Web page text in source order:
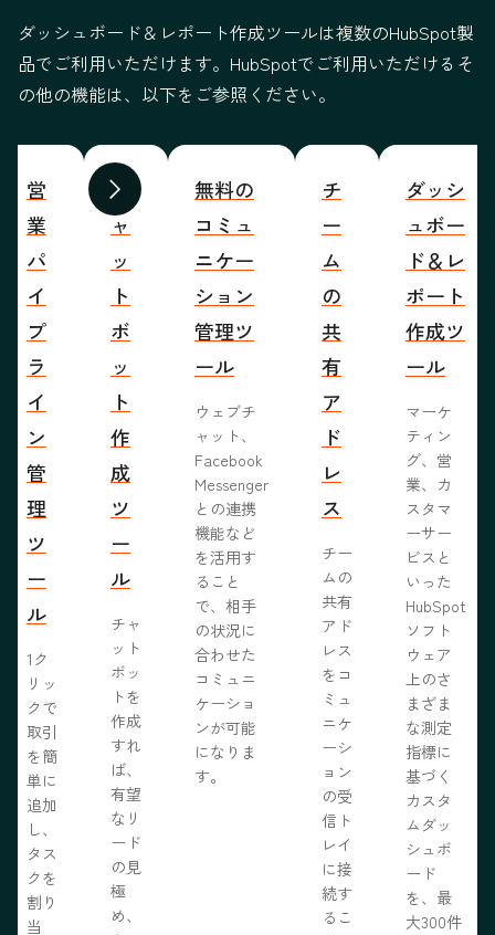
ダッシュボード＆レポート作成ツールは複数のHubSpot製
品でご利用いただけます。HubSpotでご利用いただけるそ
の他の機能は、以下をご参照ください。
前へ 次へ
営
業
パ
イ
プ
ラ
イ
ン
管
理
ツ
ー
ル
1ク
リッ
クで
取引
を簡
単に
追加
し、
タス
クを
割り
当
チ
ャ
ッ
ト
ボ
ッ
ト
作
成
ツ
ー
ル
チャ
ット
ボッ
トを
作成
すれ
ば、
有望
なリ
ード
の見
極
め、
無料の
コミュ
ニケー
ション
管理ツ
ール
ウェブチ
ャット、
Facebook
Messenger
との連携
機能など
を活用す
ること
で、相手
の状況に
合わせた
コミュニ
ケーショ
ンが可能
になりま
す。
チ
ー
ム
の
共
有
ア
ド
レ
ス
チー
ムの
共有
アド
レス
をコ
ミュ
ニケ
ーシ
ョン
の受
信ト
レイ
に接
続す
るこ
ダッシ
ュボー
ド＆レ
ポート
作成ツ
ール
マーケ
ティン
グ、営
業、カ
スタマ
ーサー
ビスと
いった
HubSpot
ソフト
ウェア
上のさ
まざま
な測定
指標に
基づく
カスタ
ムダッ
シュボ
ード
を、最
大300件